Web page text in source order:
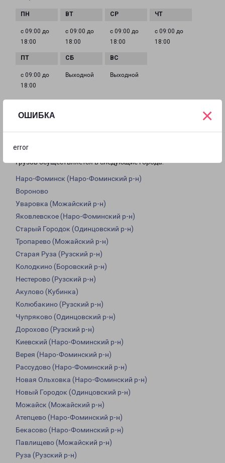
ОШИБКА
error
×
с 09:00 до
18:00
с 09:00 до
18:00
с 09:00 до
18:00
с 09:00 до
18:00
с 09:00 до
18:00
Выходной Выходной
Шоссе по области
Из филиала в Наро-Фоминске Киевское Шоссе доставка
грузов осуществляется в следующие города:
Наро-Фоминск (Наро-Фоминский р-н)
Вороново
Уваровка (Можайский р-н)
Яковлевское (Наро-Фоминский р-н)
Старый Городок (Одинцовский р-н)
Тропарево (Можайский р-н)
Старая Руза (Рузский р-н)
Колодкино (Боровский р-н)
Нестерово (Рузский р-н)
Акулово (Кубинка)
Колюбакино (Рузский р-н)
Чупряково (Одинцовский р-н)
Дорохово (Рузский р-н)
Киевский (Наро-Фоминский р-н)
Верея (Наро-Фоминский р-н)
Рассудово (Наро-Фоминский р-н)
Новая Ольховка (Наро-Фоминский р-н)
Новый Городок (Одинцовский р-н)
Можайск (Можайский р-н)
Атепцево (Наро-Фоминский р-н)
Бекасово (Наро-Фоминский р-н)
Павлищево (Можайский р-н)
Руза (Рузский р-н)